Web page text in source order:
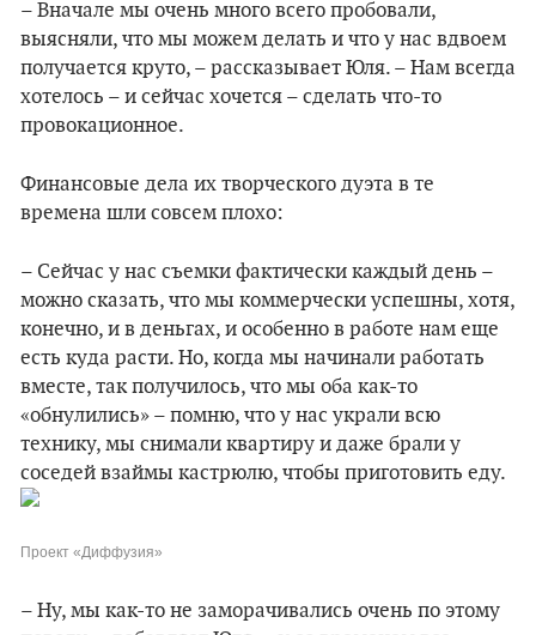
– Вначале мы очень много всего пробовали,
выясняли, что мы можем делать и что у нас вдвоем
получается круто, – рассказывает Юля. – Нам всегда
хотелось – и сейчас хочется – сделать что-то
провокационное.
Финансовые дела их творческого дуэта в те
времена шли совсем плохо:
– Сейчас у нас съемки фактически каждый день –
можно сказать, что мы коммерчески успешны, хотя,
конечно, и в деньгах, и особенно в работе нам еще
есть куда расти. Но, когда мы начинали работать
вместе, так получилось, что мы оба как-то
«обнулились» – помню, что у нас украли всю
технику, мы снимали квартиру и даже брали у
соседей взаймы кастрюлю, чтобы приготовить еду.
Проект «Диффузия»
– Ну, мы как-то не заморачивались очень по этому